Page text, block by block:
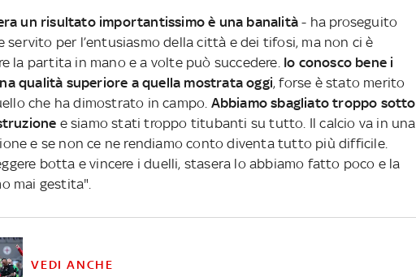
un risultato importantissimo è una banalità - ha proseguito
servito per l’entusiasmo della città e dei tifosi, ma non ci è
la partita in mano e a volte può succedere. Io conosco bene i
qualità superiore a quella mostrata oggi, forse è stato merito
che ha dimostrato in campo. Abbiamo sbagliato troppo sotto
e siamo stati troppo titubanti su tutto. Il calcio va in una
e se non ce ne rendiamo conto diventa tutto più difficile.
botta e vincere i duelli, stasera lo abbiamo fatto poco e la
mai gestita".
VEDI ANCHE